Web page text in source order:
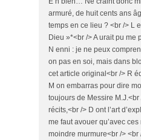
armuré, de huit cents ans
temps en ce lieu ? <br /> L
Dieu »*<br /> A urait pu me
N enni : je ne peux
on pas en soi, mais dans
cet article original<br /> R
M on embarras pour dire
toujours de Messire
récits,<br /> D ont l’art
me faut avouer qu’avec
moindre murmure<br />